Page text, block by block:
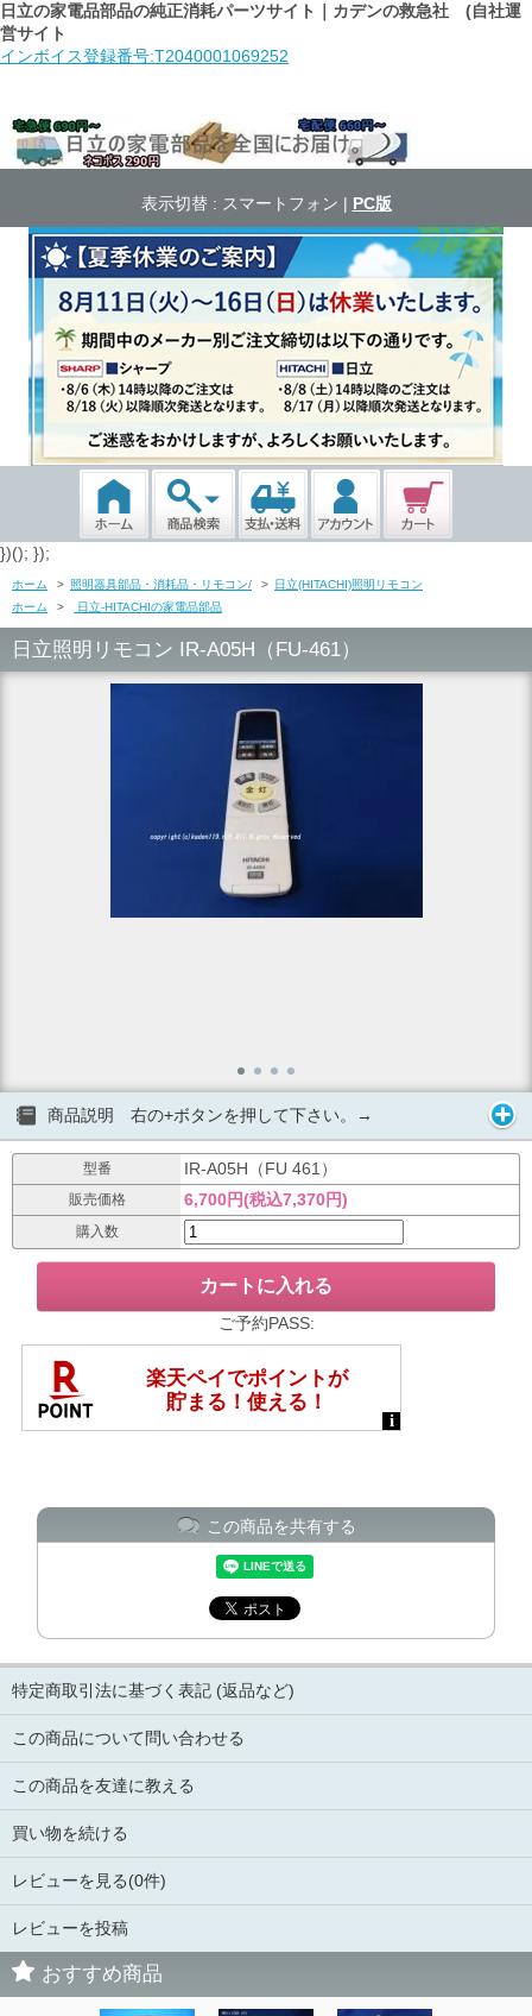
日立の家電品部品の純正消耗パーツサイト｜カデンの救急社 (自社運
営サイト
インボイス登録番号:T2040001069252
表示切替 : スマートフォン | PC版
})(); });
ホーム > 照明器具部品・消耗品・リモコン/ > 日立(HITACHI)照明リモコン
ホーム
> 日立-HITACHIの家電品部品
日立照明リモコン IR-A05H（FU-461）
商品説明 右の+ボタンを押して下さい。→
型番 IR-A05H（FU 461）
販売価格 6,700円(税込7,370円)
購入数
ご予約PASS:
この商品を共有する
特定商取引法に基づく表記 (返品など)
この商品について問い合わせる
この商品を友達に教える
買い物を続ける
レビューを見る(0件)
レビューを投稿
おすすめ商品